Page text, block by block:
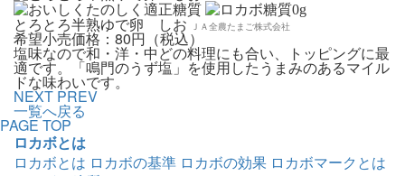
0g
とろとろ半熟ゆで卵 しお ＪＡ全農たまご株式会社
希望小売価格：80円（税込）
塩味なので和・洋・中どの料理にも合い、トッピングに最
適です。「鳴門のうず塩」を使用したうまみのあるマイル
ドな味わいです。
NEXT PREV
一覧へ戻る
PAGE TOP
ロカボとは
ロカボとは ロカボの基準 ロカボの効果 ロカボマークとは